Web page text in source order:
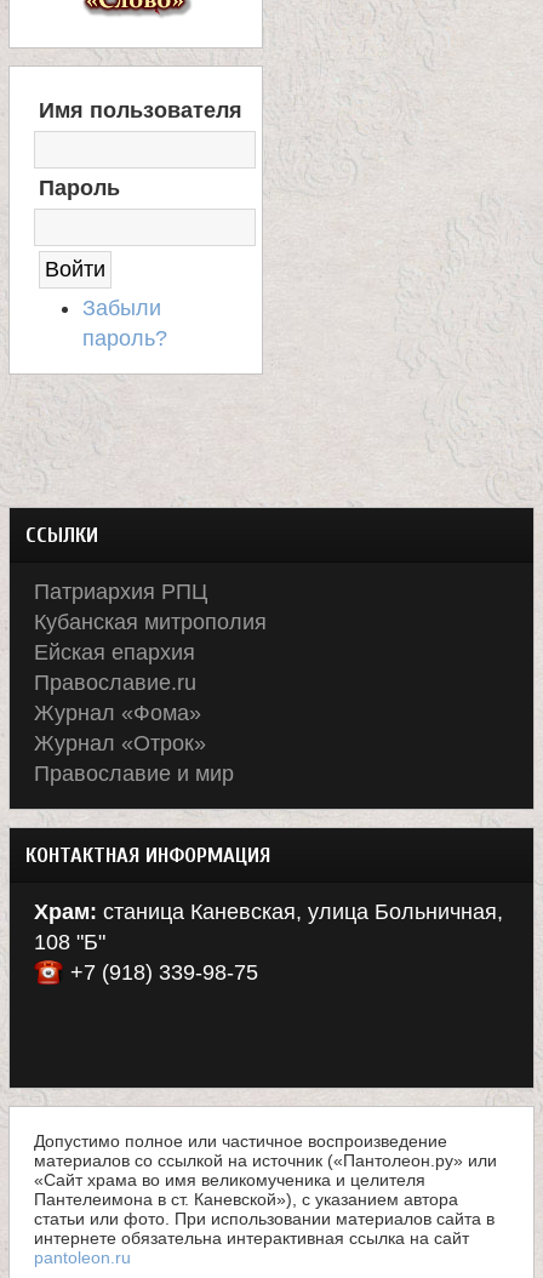
Д
С
Имя пользователя
Пароль
Забыли
пароль?
ССЫЛКИ
Патриархия РПЦ
Кубанская митрополия
Ейская епархия
Православие.ru
Журнал «Фома»
Журнал «Отрок»
Православие и мир
КОНТАКТНАЯ ИНФОРМАЦИЯ
Храм: станица Каневская, улица Больничная,
108 "Б"
+7 (918) 339-98-75
Допустимо полное или частичное воспроизведение
материалов со ссылкой на источник («Пантолеон.ру» или
«Сайт храма во имя великомученика и целителя
Пантелеимона в ст. Каневской»), с указанием автора
статьи или фото. При использовании материалов сайта в
интернете обязательна интерактивная ссылка на сайт
pantoleon.ru